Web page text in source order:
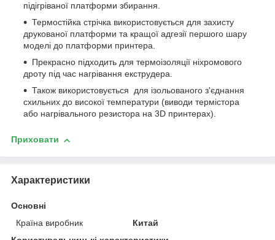
підігріваної платформи збирання.
Термостійка стрічка використовується для захисту
друкованої платформи та кращої адгезії першого шару
моделі до платформи принтера.
Прекрасно підходить для термоізоляції ніхромового
дроту під час нагрівання екструдера.
Також використовується для ізольованого з'єднання
схильних до високої температури (виводи термістора
або нагрівального резистора на 3D принтерах).
Приховати
Характеристики
Основні
Країна виробник
Китай